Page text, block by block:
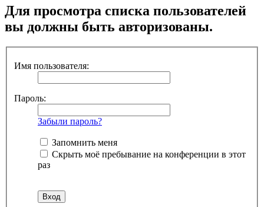
Для просмотра списка пользователей
вы должны быть авторизованы.
Имя пользователя:
Пароль:
Забыли пароль?
Запомнить меня
Скрыть моё пребывание на конференции в этот
раз